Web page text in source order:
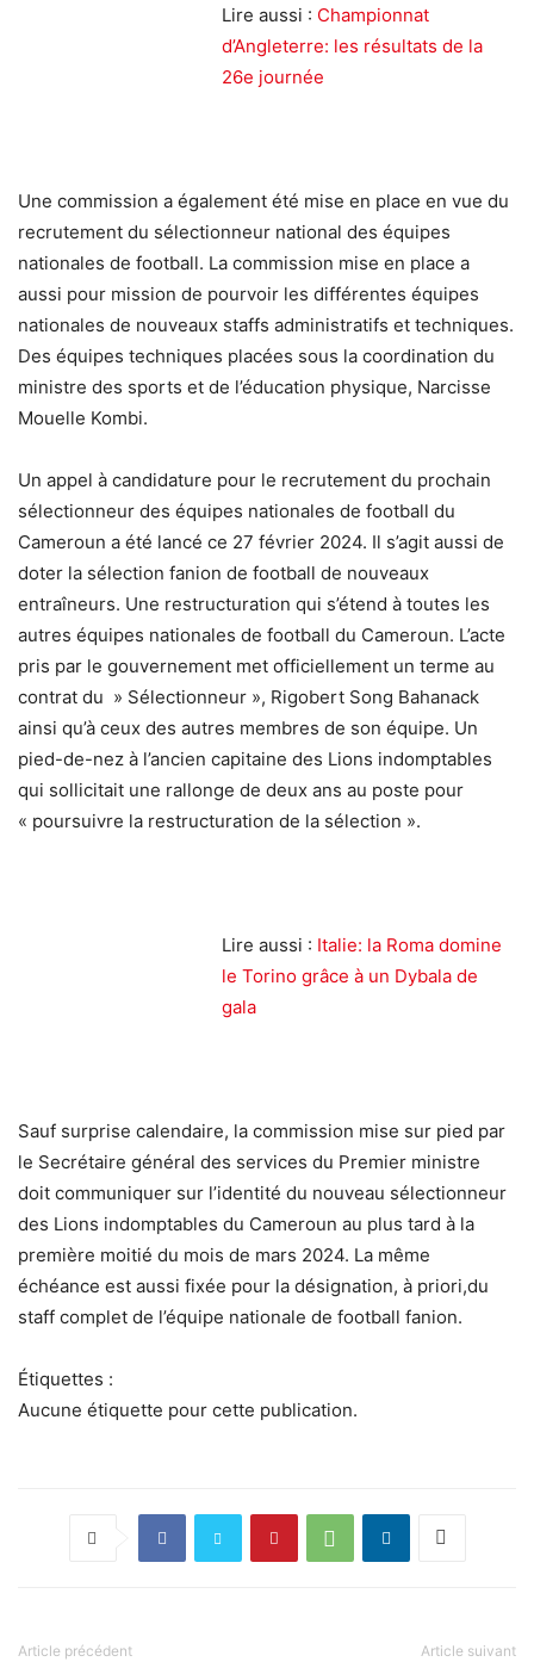
Lire aussi : Championnat
d’Angleterre: les résultats de la
26e journée
Une commission a également été mise en place en vue du
recrutement du sélectionneur national des équipes
nationales de football. La commission mise en place a
aussi pour mission de pourvoir les différentes équipes
nationales de nouveaux staffs administratifs et techniques.
Des équipes techniques placées sous la coordination du
ministre des sports et de l’éducation physique, Narcisse
Mouelle Kombi.
Un appel à candidature pour le recrutement du prochain
sélectionneur des équipes nationales de football du
Cameroun a été lancé ce 27 février 2024. Il s’agit aussi de
doter la sélection fanion de football de nouveaux
entraîneurs. Une restructuration qui s’étend à toutes les
autres équipes nationales de football du Cameroun. L’acte
pris par le gouvernement met officiellement un terme au
contrat du » Sélectionneur », Rigobert Song Bahanack
ainsi qu’à ceux des autres membres de son équipe. Un
pied-de-nez à l’ancien capitaine des Lions indomptables
qui sollicitait une rallonge de deux ans au poste pour
« poursuivre la restructuration de la sélection ».
Lire aussi : Italie: la Roma domine
le Torino grâce à un Dybala de
gala
Sauf surprise calendaire, la commission mise sur pied par
le Secrétaire général des services du Premier ministre
doit communiquer sur l’identité du nouveau sélectionneur
des Lions indomptables du Cameroun au plus tard à la
première moitié du mois de mars 2024. La même
échéance est aussi fixée pour la désignation, à priori,du
staff complet de l’équipe nationale de football fanion.
Étiquettes :
Aucune étiquette pour cette publication.
Article précédent Article suivant